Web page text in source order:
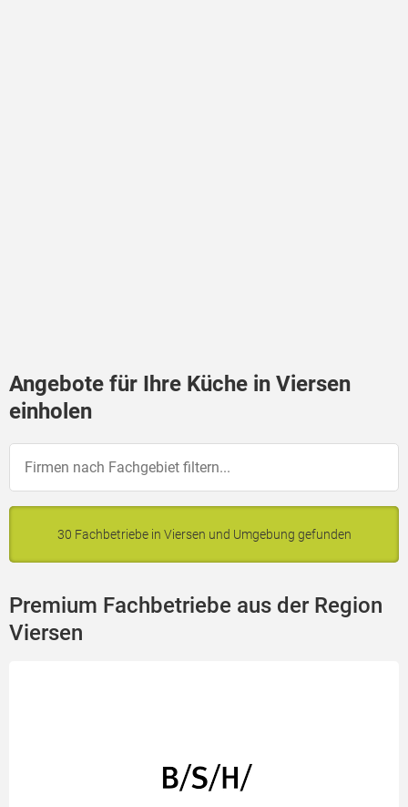
Angebote für Ihre Küche in Viersen
einholen
30 Fachbetriebe in Viersen und Umgebung gefunden
Premium Fachbetriebe aus der Region
Viersen